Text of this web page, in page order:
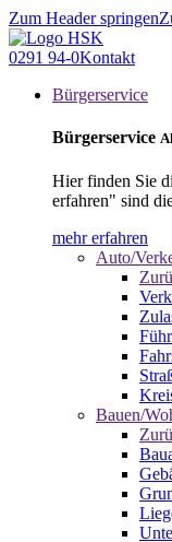
Zum Header springen
0291 94-0Kontakt
Bürgerservice
Bürgerservice
Hier finden Sie
erfahren" sind
mehr erfahren
Auto/
Bauen/